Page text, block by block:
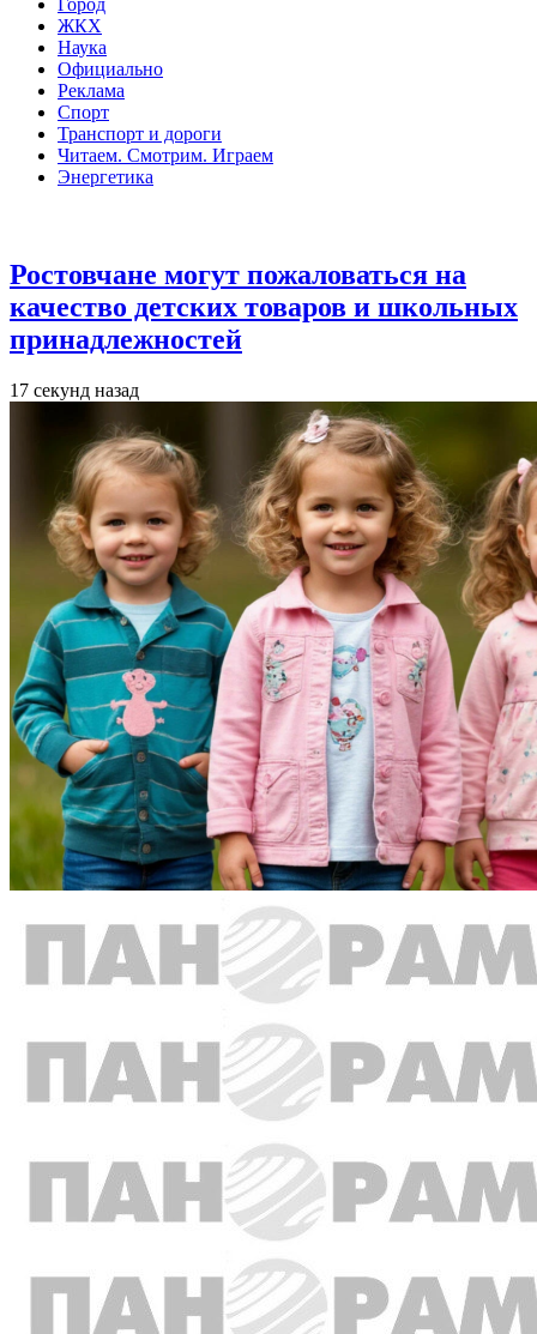
Город
ЖКХ
Наука
Официально
Реклама
Спорт
Транспорт и дороги
Читаем. Смотрим. Играем
Энергетика
Ростовчане могут пожаловаться на
качество детских товаров и школьных
принадлежностей
17 секунд назад